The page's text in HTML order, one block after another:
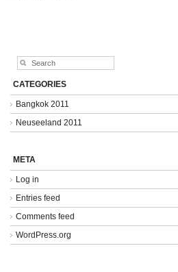
CATEGORIES
Bangkok 2011
Neuseeland 2011
META
Log in
Entries feed
Comments feed
WordPress.org